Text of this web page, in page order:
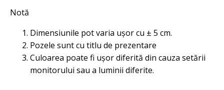
Notă
Dimensiunile pot varia ușor cu ± 5 cm.
Pozele sunt cu titlu de prezentare
Culoarea poate fi ușor diferită din cauza setării
monitorului sau a luminii diferite.